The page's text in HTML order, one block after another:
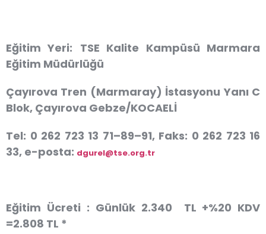
Eğitim Yeri: TSE Kalite Kampüsü Marmara
Eğitim Müdürlüğü
Çayırova Tren (Marmaray) İstasyonu Yanı C
Blok, Çayırova Gebze/KOCAELİ
Tel: 0 262 723 13 71–89–91, Faks: 0 262 723 16
33, e-posta: dgurel@tse.org.tr
Eğitim Ücreti : Günlük 2.340 TL +%20 KDV
=2.808 TL *